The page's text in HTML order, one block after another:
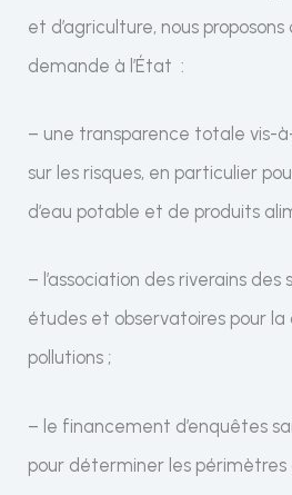
et d’agriculture, nous
demande à l’État :
– une transparence totale vis-
sur les risques, en particulier
d’eau potable et de produits
– l’association des riverains des
études et observatoires pour la
pollutions ;
– le financement d’enquêtes
pour déterminer les